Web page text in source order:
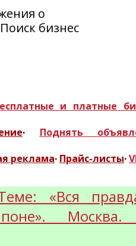
о
бизнес
и платные
∙ Поднять
реклама∙ Прайс-листы∙
«Вся